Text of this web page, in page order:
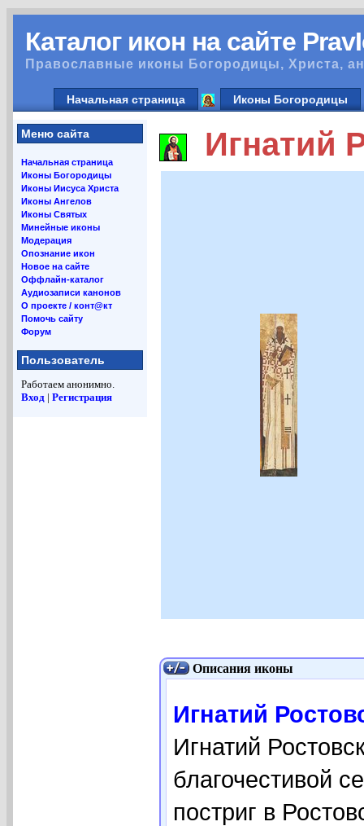
Каталог икон на сайте
Православные иконы Богородицы, Христа,
Начальная страница Иконы Богородицы
Меню сайта
Начальная страница
Иконы Богородицы
Иконы Иисуса Христа
Иконы Ангелов
Иконы Святых
Минейные иконы
Модерация
Опознание икон
Новое на сайте
Оффлайн-каталог
Аудиозаписи канонов
О проекте / конт@кт
Помочь сайту
Форум
Пользователь
Работаем анонимно.
Вход | Регистрация
Игнатий
Описания иконы
Игнатий
Игнатий
благочестивой
постриг в